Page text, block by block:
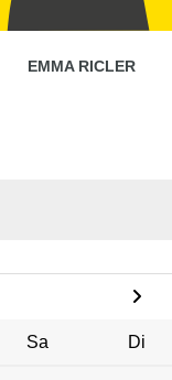
EMMA RICLER
Sa Di